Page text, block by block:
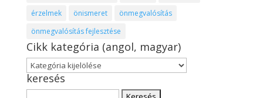
érzelmek
önismeret
önmegvalósítás
önmegvalósítás fejlesztése
Cikk kategória (angol, magyar)
Cikk
kategória
(angol,
keresés